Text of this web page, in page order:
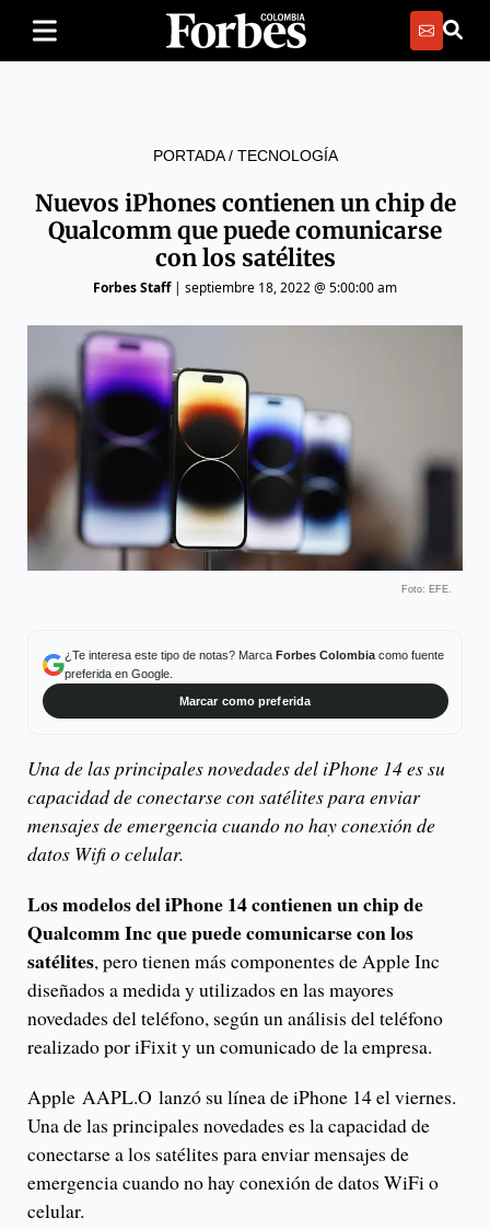
PORTADA/ TECNOLOGÍA
Nuevos iPhones contienen un chip de
Qualcomm que puede comunicarse
con los satélites
Forbes Staff| septiembre 18, 2022 @ 5:00:00 am
Foto: EFE.
¿Te interesa este tipo de notas? Marca Forbes Colombiacomo fuente
preferida en Google.
Marcar como preferida
Una de las principales novedades del iPhone 14 es su
capacidad de conectarse con satélites para enviar
mensajes de emergencia cuando no hay conexión de
datos Wifi o celular.
Los modelos del iPhone 14 contienen un chip de
Qualcomm Inc que puede comunicarse con los
satélites, pero tienen más componentes de Apple Inc
diseñados a medida y utilizados en las mayores
novedades del teléfono, según un análisis del teléfono
realizado por iFixit y un comunicado de la empresa.
Apple AAPL.O lanzó su línea de iPhone 14 el viernes.
Una de las principales novedades es la capacidad de
conectarse a los satélites para enviar mensajes de
emergencia cuando no hay conexión de datos WiFi o
celular.